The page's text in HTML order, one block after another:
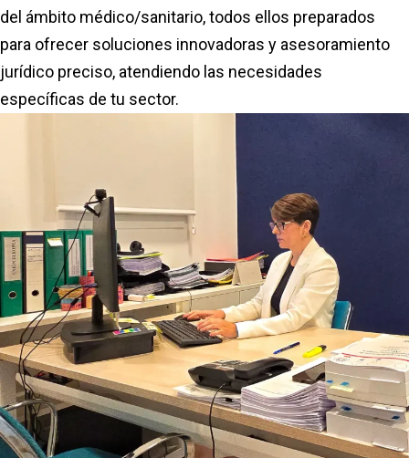
del ámbito médico/sanitario, todos ellos preparados
para ofrecer soluciones innovadoras y asesoramiento
jurídico preciso, atendiendo las necesidades
específicas de tu sector.